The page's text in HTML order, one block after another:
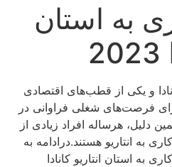
به استان
و یکی از قطب‌های اقتصادی
فرصت‌های شغلی فراوانی در
دلیل، هرساله افراد زیادی از
به انتاریو هستند.درادامه به
به استان انتاریو کانادا